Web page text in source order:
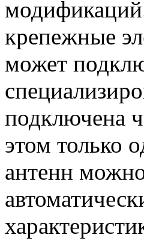
крепежные
может
подключена
этом только
антенн